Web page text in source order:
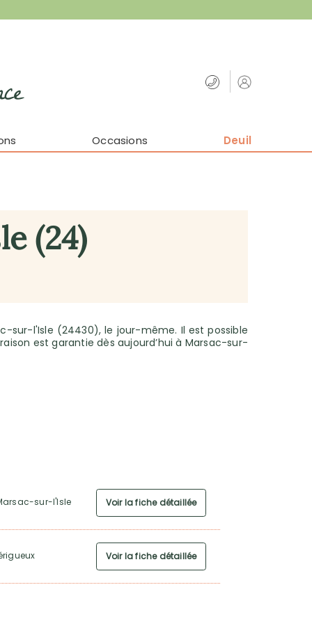
Occasions Deuil
(24)
sur-l'Isle (24430), le jour-même. Il est possible
est garantie dès aujourd’hui à Marsac-sur-
sur-l'Isle Voir la fiche détaillée
Voir la fiche détaillée